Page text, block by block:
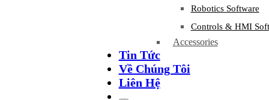
Robotics Software
Controls & HMI
Accessories
Tin Tức
Về Chúng Tôi
Liên Hệ